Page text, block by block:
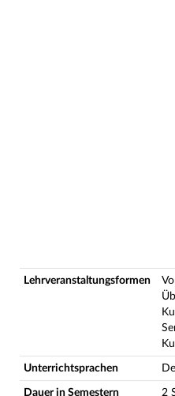
Lehrveranstaltungsformen
Unterrichtsprachen
Dauer in Semestern 2